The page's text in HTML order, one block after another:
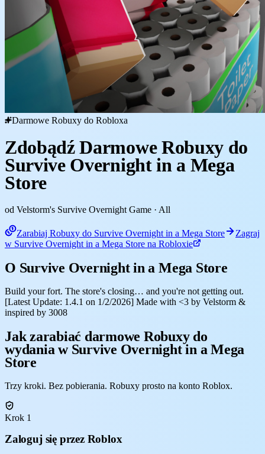
Darmowe Robuxy do Robloxa
Zdobądź Darmowe Robuxy do
Survive Overnight in a Mega
Store
od Velstorm's Survive Overnight Game · All
Zarabiaj Robuxy do Survive Overnight in a Mega Store
Zagraj
w Survive Overnight in a Mega Store na Robloxie
O Survive Overnight in a Mega Store
Build your fort. The store's closing… and you're not getting out.
[Latest Update: 1.4.1 on 1/2/2026] Made with <3 by Velstorm &
inspired by 3008
Jak zarabiać darmowe Robuxy do
wydania w Survive Overnight in a Mega
Store
Trzy kroki. Bez pobierania. Robuxy prosto na konto Roblox.
Krok 1
Zaloguj się przez Roblox